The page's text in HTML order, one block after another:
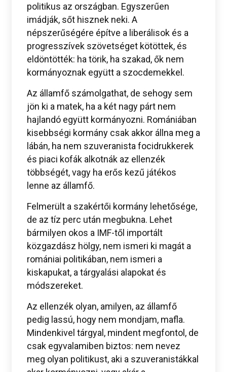
politikus az országban. Egyszerűen
imádják, sőt hisznek neki. A
népszerűségére építve a liberálisok és a
progresszívek szövetséget kötöttek, és
eldöntötték: ha törik, ha szakad, ők nem
kormányoznak együtt a szocdemekkel.
Az államfő számolgathat, de sehogy sem
jön ki a matek, ha a két nagy párt nem
hajlandó együtt kormányozni. Romániában
kisebbségi kormány csak akkor állna meg a
lábán, ha nem szuveranista focidrukkerek
és piaci kofák alkotnák az ellenzék
többségét, vagy ha erős kezű játékos
lenne az államfő.
Felmerült a szakértői kormány lehetősége,
de az tíz perc után megbukna. Lehet
bármilyen okos a IMF-től importált
közgazdász hölgy, nem ismeri ki magát a
romániai politikában, nem ismeri a
kiskapukat, a tárgyalási alapokat és
módszereket.
Az ellenzék olyan, amilyen, az államfő
pedig lassú, hogy nem mondjam, mafla.
Mindenkivel tárgyal, mindent megfontol, de
csak egyvalamiben biztos: nem nevez
meg olyan politikust, aki a szuveranistákkal